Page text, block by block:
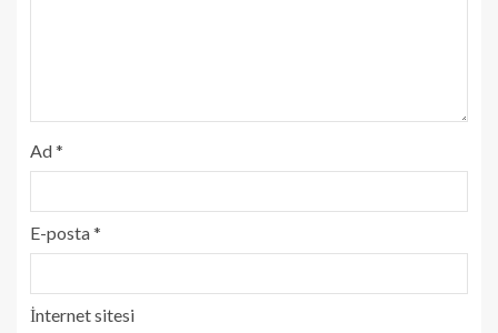
Ad*
E-posta*
İnternet sitesi